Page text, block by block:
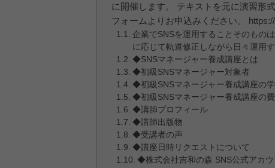
に開催します。 テキストを元に演習形
フォームよりお申込みください。
企業でSNSを運用することそのもの
に応じて軌道修正しながら日々運用す
◆SNSマネージャー養成講座とは
◆初級SNSマネージャー対象者
◆初級SNSマネージャー養成講座の
◆初級SNSマネージャー養成講座の費
◆講師プロフィール
◆講師出版物
◆受講者の声
◆講座日時リクエストについて
◆株式会社吉和の森 SNS公式アカウ